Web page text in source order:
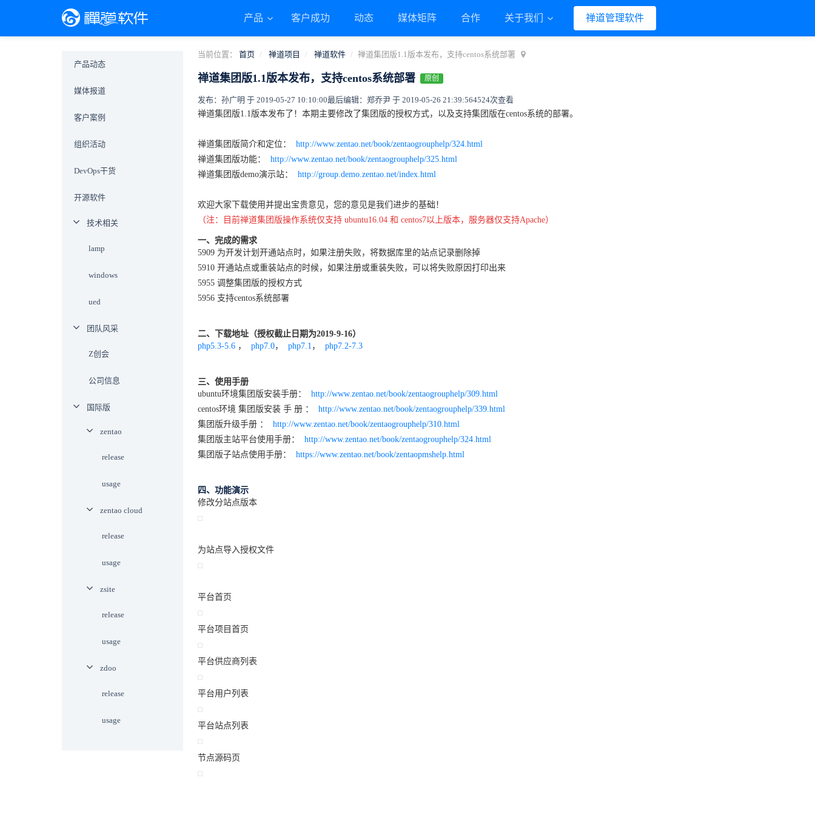
产品 客户成功 动态 媒体矩阵 合作 关于我们 禅道管理软件
当前位置： 首页 禅道项目 禅道软件 禅道集团版1.1版本发布，支持centos系统部署
禅道集团版1.1版本发布，支持centos系统部署 原创
发布：孙广明 于 2019-05-27 10:10:00最后编辑：郑乔尹 于 2019-05-26 21:39:564524次查看
禅道集团版1.1版本发布了！本期主要修改了集团版的授权方式，以及支持集团版在centos系统的部署。
禅道集团版简介和定位：
http://www.zentao.net/book/zentaogrouphelp/324.html
禅道集团版功能：
http://www.zentao.net/book/zentaogrouphelp/325.html
禅道集团版demo演示站：
http://group.demo.zentao.net/index.html
欢迎大家下载使用并提出宝贵意见，您的意见是我们进步的基础！
（注：目前禅道集团版操作系统仅支持 ubuntu16.04 和 centos7以上版本，服务器仅支持Apache）
一、完成的需求
5909 为开发计划开通站点时，如果注册失败，将数据库里的站点记录删除掉
5910 开通站点或重装站点的时候，如果注册或重装失败，可以将失败原因打印出来
5955 调整集团版的授权方式
5956 支持centos系统部署
二、下载地址（授权截止日期为2019-9-16）
php5.3-5.6 ， php7.0， php7.1 ， php7.2-7.3
三、使用手册
ubuntu环境集团版安装手册： http://www.zentao.net/book/zentaogrouphelp/309.html
centos环境 集团版安装 手 册 ： http://www.zentao.net/book/zentaogrouphelp/339.html
集团版升级手册 ： http://www.zentao.net/book/zentaogrouphelp/310.html
集团版主站平台使用手册：
http://www.zentao.net/book/zentaogrouphelp/324.html
集团版子站点使用手册： https://www.zentao.net/book/zentaopmshelp.html
四、功能演示
修改分站点版本
为站点导入授权文件
平台首页
平台项目首页
平台供应商列表
平台用户列表
平台站点列表
节点源码页
产品动态
媒体报道
客户案例
组织活动
DevOps干货
开源软件
技术相关
lamp
windows
ued
团队风采
Z创会
公司信息
国际版
zentao
release
usage
zentao cloud
release
usage
zsite
release
usage
zdoo
release
usage